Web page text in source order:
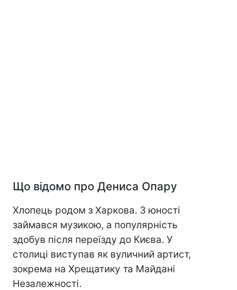
Що відомо про Дениса Опару
Хлопець родом з Харкова. З юності
займався музикою, а популярність
здобув після переїзду до Києва. У
столиці виступав як вуличний артист,
зокрема на Хрещатику та Майдані
Незалежності.